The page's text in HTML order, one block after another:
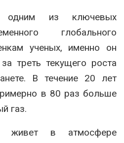
одним из ключевых
глобального
ученых, именно он
треть текущего роста
В течение 20 лет
в 80 раз больше
газ.
живет в атмосфере